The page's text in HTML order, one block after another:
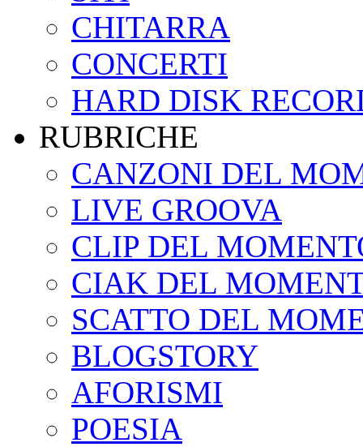
CHITARRA
CONCERTI
HARD DISK
RUBRICHE
CANZONI DEL
LIVE GROOVA
CLIP DEL
CIAK DEL
SCATTO DEL
BLOGSTORY
AFORISMI
POESIA